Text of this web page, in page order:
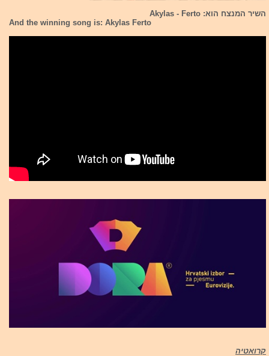
השיר המנצח הוא: Akylas - Ferto
And the winning song is: Akylas Ferto
קרואטיה